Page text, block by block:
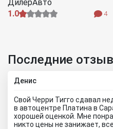
ДилерАвто
1.0
4
Последние
Денис
Свой Черри Тигго сдавал
в автоцентре Платина в
хорошей оценкой. Мне
никто цены не занижает,